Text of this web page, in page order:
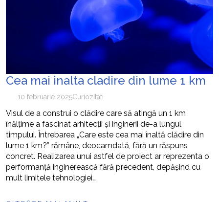
Cea mai inalta cladire din lume 1 km
10 februarie 2025Curiozitati
Visul de a construi o clădire care să atingă un 1 km
înălțime a fascinat arhitecții și inginerii de-a lungul
timpului. Întrebarea „Care este cea mai înaltă clădire din
lume 1 km?” rămâne, deocamdată, fără un răspuns
concret. Realizarea unui astfel de proiect ar reprezenta o
performanță inginerească fără precedent, depășind cu
mult limitele tehnologiei…